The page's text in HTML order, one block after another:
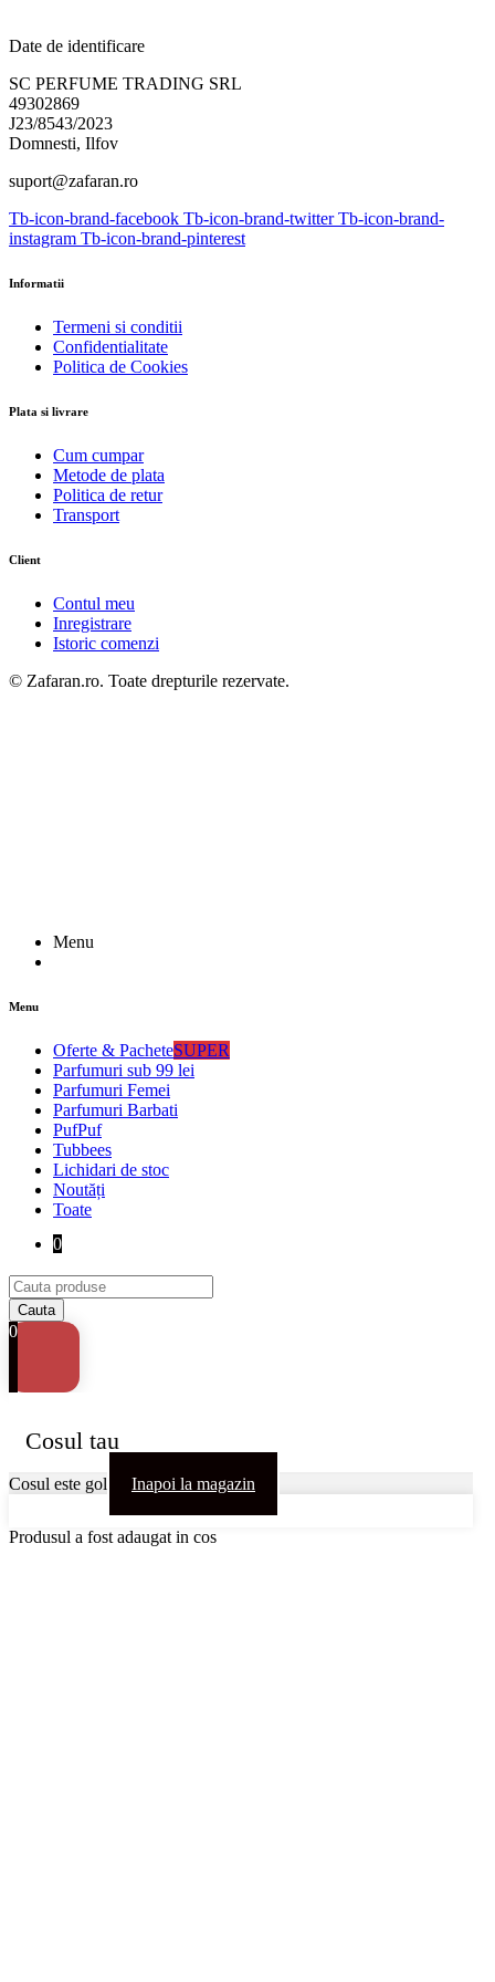
Date de identificare
SC PERFUME TRADING SRL
49302869
J23/8543/2023
Domnesti, Ilfov
suport@zafaran.ro
Tb-icon-brand-facebook Tb-icon-brand-twitter Tb-icon-brand-
instagram Tb-icon-brand-pinterest
Informatii
Termeni si conditii
Confidentialitate
Politica de Cookies
Plata si livrare
Cum cumpar
Metode de plata
Politica de retur
Transport
Client
Contul meu
Inregistrare
Istoric comenzi
© Zafaran.ro. Toate drepturile rezervate.
Menu
Menu
Oferte & PacheteSUPER
Parfumuri sub 99 lei
Parfumuri Femei
Parfumuri Barbati
PufPuf
Tubbees
Lichidari de stoc
Noutăți
Toate
0
0
Cosul tau
Cosul este gol Inapoi la magazin
Produsul a fost adaugat in cos